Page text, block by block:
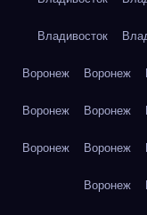
Владивосток
Воронеж Воронеж
Воронеж Воронеж
Воронеж Воронеж
Воронеж